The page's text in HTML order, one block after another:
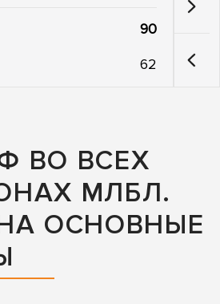
90
62
ВО ВСЕХ
МЛБЛ.
ОСНОВНЫЕ